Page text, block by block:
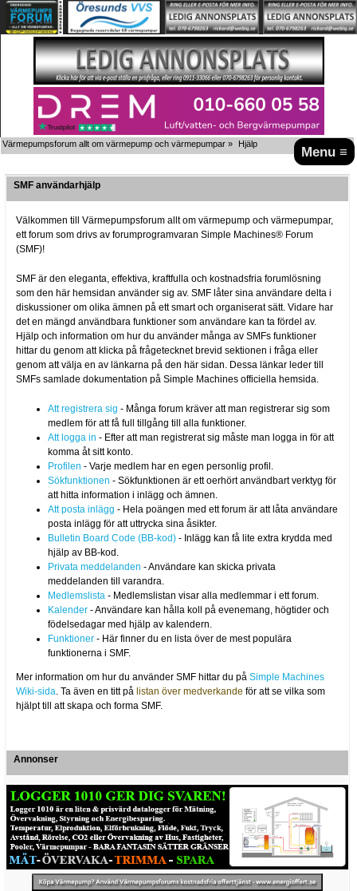
Menu ≡
Värmepumpsforum allt om värmepump och värmepumpar » Hjälp
SMF användarhjälp
Välkommen till Värmepumpsforum allt om värmepump och värmepumpar,
ett forum som drivs av forumprogramvaran Simple Machines® Forum
(SMF)!
SMF är den eleganta, effektiva, kraftfulla och kostnadsfria forumlösning
som den här hemsidan använder sig av. SMF låter sina användare delta i
diskussioner om olika ämnen på ett smart och organiserat sätt. Vidare har
det en mängd användbara funktioner som användare kan ta fördel av.
Hjälp och information om hur du använder många av SMFs funktioner
hittar du genom att klicka på frågetecknet brevid sektionen i fråga eller
genom att välja en av länkarna på den här sidan. Dessa länkar leder till
SMFs samlade dokumentation på Simple Machines officiella hemsida.
Att registrera sig - Många forum kräver att man registrerar sig som
medlem för att få full tillgång till alla funktioner.
Att logga in - Efter att man registrerat sig måste man logga in för att
komma åt sitt konto.
Profilen - Varje medlem har en egen personlig profil.
Sökfunktionen - Sökfunktionen är ett oerhört användbart verktyg för
att hitta information i inlägg och ämnen.
Att posta inlägg - Hela poängen med ett forum är att låta användare
posta inlägg för att uttrycka sina åsikter.
Bulletin Board Code (BB-kod) - Inlägg kan få lite extra krydda med
hjälp av BB-kod.
Privata meddelanden - Användare kan skicka privata
meddelanden till varandra.
Medlemslista - Medlemslistan visar alla medlemmar i ett forum.
Kalender - Användare kan hålla koll på evenemang, högtider och
födelsedagar med hjälp av kalendern.
Funktioner - Här finner du en lista över de mest populära
funktionerna i SMF.
Mer information om hur du använder SMF hittar du påSimple Machines
Wiki-sida. Ta även en titt på listan över medverkande för att se vilka som
hjälpt till att skapa och forma SMF.
Annonser